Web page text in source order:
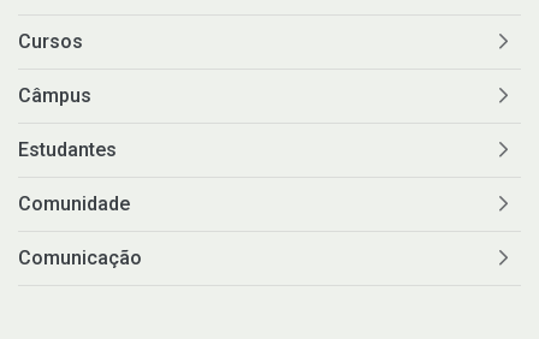
Cursos
Câmpus
Estudantes
Comunidade
Comunicação